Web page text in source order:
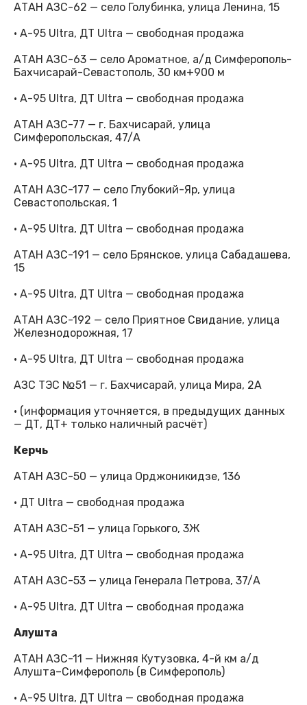
АТАН АЗС-62 — село Голубинка, улица Ленина, 15
· А-95 Ultra, ДТ Ultra — свободная продажа
АТАН АЗС-63 — село Ароматное, а/д Симферополь-
Бахчисарай-Севастополь, 30 км+900 м
· А-95 Ultra, ДТ Ultra — свободная продажа
АТАН АЗС-77 — г. Бахчисарай, улица
Симферопольская, 47/А
· А-95 Ultra, ДТ Ultra — свободная продажа
АТАН АЗС-177 — село Глубокий-Яр, улица
Севастопольская, 1
· А-95 Ultra, ДТ Ultra — свободная продажа
АТАН АЗС-191 — село Брянское, улица Сабадашева,
15
· А-95 Ultra, ДТ Ultra — свободная продажа
АТАН АЗС-192 — село Приятное Свидание, улица
Железнодорожная, 17
· А-95 Ultra, ДТ Ultra — свободная продажа
АЗС ТЭС №51 — г. Бахчисарай, улица Мира, 2А
· (информация уточняется, в предыдущих данных
— ДТ, ДТ+ только наличный расчёт)
Керчь
АТАН АЗС-50 — улица Орджоникидзе, 136
· ДТ Ultra — свободная продажа
АТАН АЗС-51 — улица Горького, 3Ж
· А-95 Ultra, ДТ Ultra — свободная продажа
АТАН АЗС-53 — улица Генерала Петрова, 37/А
· А-95 Ultra, ДТ Ultra — свободная продажа
Алушта
АТАН АЗС-11 — Нижняя Кутузовка, 4-й км а/д
Алушта–Симферополь (в Симферополь)
· А-95 Ultra, ДТ Ultra — свободная продажа